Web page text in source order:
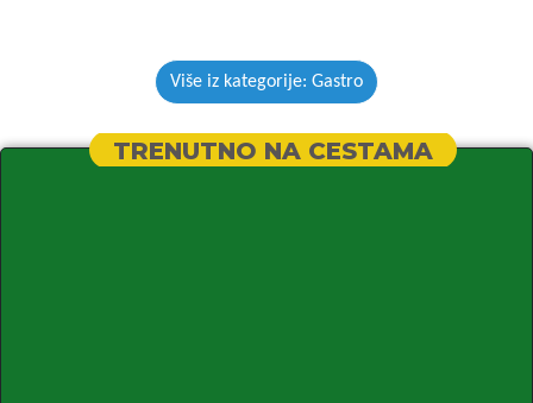
Više iz kategorije: Gastro
TRENUTNO NA CESTAMA